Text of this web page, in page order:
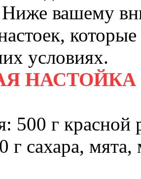
Ниже вашему
условиях.
НАСТОЙКА
500 г
г сахара, мята,